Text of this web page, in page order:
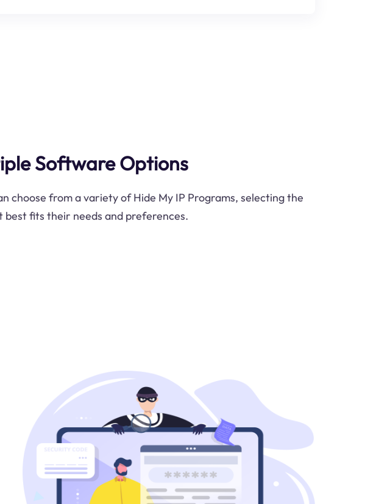
Software Options
choose from a variety of Hide My IP Programs, selecting the
best fits their needs and preferences.